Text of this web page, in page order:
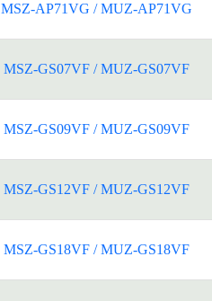
MSZ-AP71VG / MUZ-AP71VG
MSZ-GS07VF / MUZ-GS07VF
MSZ-GS09VF / MUZ-GS09VF
MSZ-GS12VF / MUZ-GS12VF
MSZ-GS18VF / MUZ-GS18VF